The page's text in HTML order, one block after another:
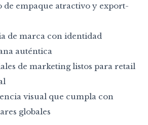
de empaque atractivo y export-
de marca con identidad
auténtica
de marketing listos para retail
visual que cumpla con
globales